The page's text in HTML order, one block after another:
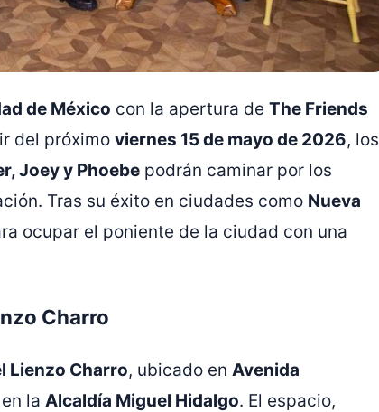
de México con la apertura de The Friends
del próximo viernes 15 de mayo de 2026, los
Joey y Phoebe podrán caminar por los
Tras su éxito en ciudades como Nueva
ocupar el poniente de la ciudad con una
Charro
Lienzo Charro, ubicado en Avenida
en la Alcaldía Miguel Hidalgo. El espacio,